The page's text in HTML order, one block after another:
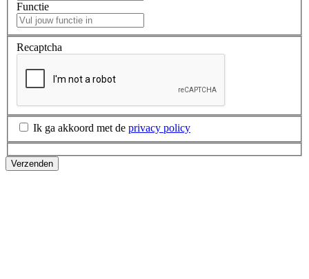
Functie
Recaptcha
Ik ga akkoord met de privacy policy